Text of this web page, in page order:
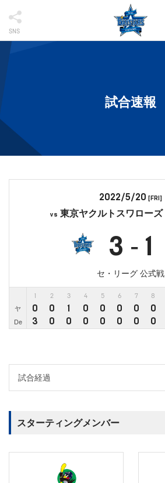
SNS
試合速報
2022/5/20 [FRI]
vs 東京ヤクルトスワローズ
3 - 1
セ・リーグ 公式戦
2 3 4 5 6 7 8
ヤ 0 0 1 0 0 0 0 0
De 3 0 0 0 0 0 0 0
スターティングメンバー